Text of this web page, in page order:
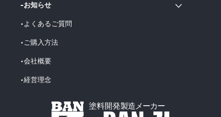
お知らせ
よくあるご質問
ご購入方法
会社概要
経営理念